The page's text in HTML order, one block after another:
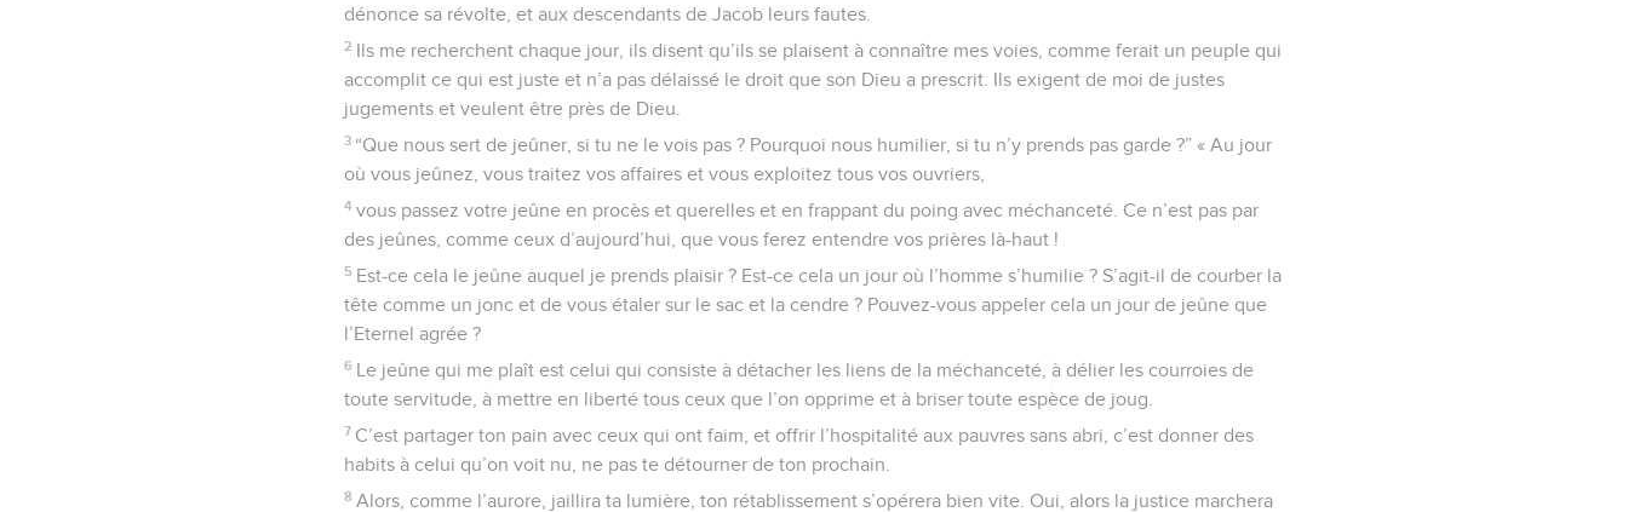
dénonce sa révolte, et aux descendants de Jacob leurs fautes.
2 Ils me recherchent chaque jour, ils disent qu’ils se plaisent à connaître mes voies, comme ferait un peuple qui
accomplit ce qui est juste et n’a pas délaissé le droit que son Dieu a prescrit. Ils exigent de moi de justes
jugements et veulent être près de Dieu.
3 “Que nous sert de jeûner, si tu ne le vois pas ? Pourquoi nous humilier, si tu n’y prends pas garde ?” « Au jour
où vous jeûnez, vous traitez vos affaires et vous exploitez tous vos ouvriers,
4 vous passez votre jeûne en procès et querelles et en frappant du poing avec méchanceté. Ce n’est pas par
des jeûnes, comme ceux d’aujourd’hui, que vous ferez entendre vos prières là-haut !
5 Est-ce cela le jeûne auquel je prends plaisir ? Est-ce cela un jour où l’homme s’humilie ? S’agit-il de courber la
tête comme un jonc et de vous étaler sur le sac et la cendre ? Pouvez-vous appeler cela un jour de jeûne que
l’Eternel agrée ?
6 Le jeûne qui me plaît est celui qui consiste à détacher les liens de la méchanceté, à délier les courroies de
toute servitude, à mettre en liberté tous ceux que l’on opprime et à briser toute espèce de joug.
7 C’est partager ton pain avec ceux qui ont faim, et offrir l’hospitalité aux pauvres sans abri, c’est donner des
habits à celui qu’on voit nu, ne pas te détourner de ton prochain.
8 Alors, comme l’aurore, jaillira ta lumière, ton rétablissement s’opérera bien vite. Oui, alors la justice marchera